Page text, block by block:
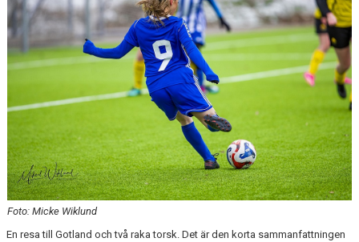
KONTAKT
DOKUMENT
TIDIGARE SÄSONGER
Foto: Micke Wiklund
En resa till Gotland och två raka torsk. Det är den korta sammanfattningen